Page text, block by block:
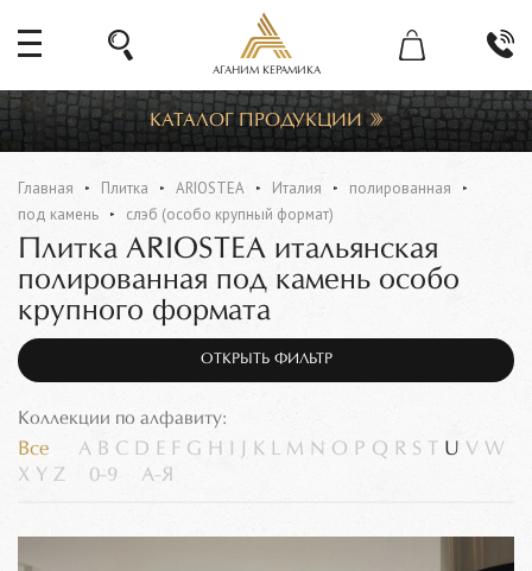
АГАНИМ КЕРАМИКА
КАТАЛОГ ПРОДУКЦИИ
Главная Плитка ARIOSTEA Италия
полированная
под камень
слэб (особо крупный формат)
Плитка ARIOSTEA итальянская
полированная под камень особо
крупного формата
ОТКРЫТЬ ФИЛЬТР
Коллекции по алфавиту:
Все A B C D E F G H K L M N O P Q R S U V W
X Y Z 0-9 А-Я